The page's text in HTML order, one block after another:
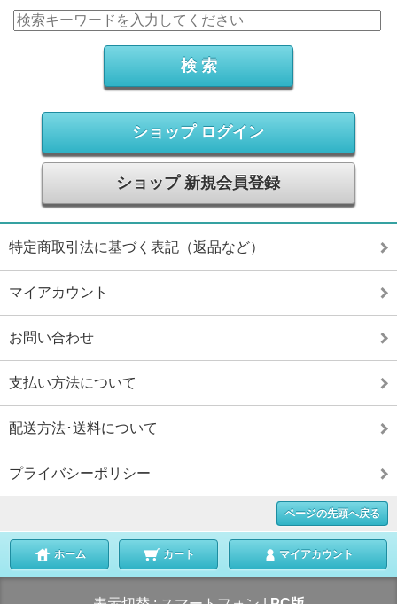
ショップ ログイン
ショップ 新規会員登録
特定商取引法に基づく表記（返品など）
マイアカウント
お問い合わせ
支払い方法について
配送方法･送料について
プライバシーポリシー
ページの先頭へ戻る
ホーム カート マイアカウント